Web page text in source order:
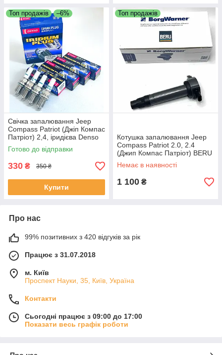
Топ продажів –6%
Свічка запалювання Jeep
Compass Patriot (Джіп Компас
Патріот) 2,4, іридієва Denso
K16PSR-B8
Готово до відправки
330 ₴ 350 ₴
Купити
Топ продажів
Котушка запалювання Jeep
Compass Patriot 2.0, 2.4
(Джип Компас Патріот) BERU
4606824AC
Немає в наявності
1 100 ₴
Про нас
99% позитивних з 420 відгуків за рік
Працює з 31.07.2018
м. Київ
Проспект Науки, 35, Київ, Україна
Контакти
Сьогодні працює з 09:00 до 17:00
Показати весь графік роботи